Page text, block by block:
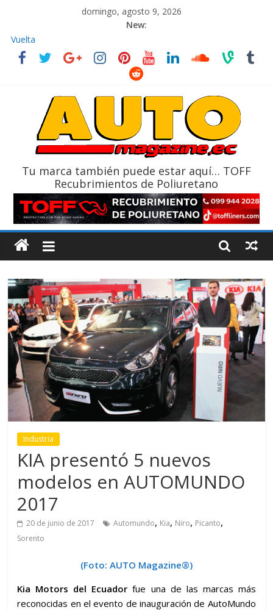
domingo, agosto 9, 2026
New:
La FEDAK recibe 12 Sinotruk Bolden para cubrir las rutas de La
Vuelta
El costo de tener un vehículo gana protagonismo a la hora de
¿Qué puede pasar con tu vehículo si permanece varios días sin
La Vuelta al Ecuador 2026, edición 47ª, recorre 7 provincias en 8
Tu marca también puede estar aquí… TOFF
Recubrimientos de Poliuretano
Industria
KIA presentó 5 nuevos
modelos en AUTOMUNDO
2017
20 de junio de 2017 Automundo, Kia, Niro, Picanto,
Sorento
(Foto: AUTO Magazine®)
Kia Motors del Ecuador fue una de las marcas más
reconocidas en el evento de inauguración de AutoMundo